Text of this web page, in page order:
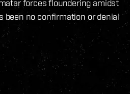
forces floundering amidst
been no confirmation or denial